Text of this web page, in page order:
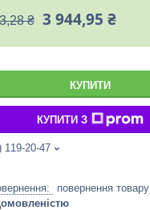
₴ 3 944,95 ₴
КУПИТИ
КУПИТИ З
119-20-47
повернення